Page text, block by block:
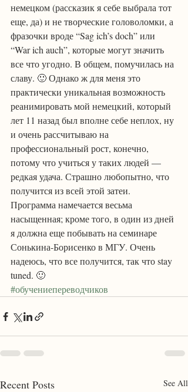
немецком (рассказик я себе выбрала тот
еще, да) и не творческие головоломки, а
фразочки вроде “Sag ich’s doch” или
“War ich auch”, которые могут значить
все что угодно. В общем, помучилась на
славу. 🙂 Однако ж для меня это
практически уникальная возможность
реанимировать мой немецкий, который
лет 11 назад был вполне себе неплох, ну
и очень рассчитываю на
профессиональный рост, конечно,
потому что учиться у таких людей —
редкая удача. Страшно любопытно, что
получится из всей этой затеи.
Программа намечается весьма
насыщенная; кроме того, в один из дней
я должна еще побывать на семинаре
Сонькина-Борисенко в МГУ. Очень
надеюсь, что все получится, так что stay
tuned. 🙂
#обучениепереводчиков
Recent Posts See All